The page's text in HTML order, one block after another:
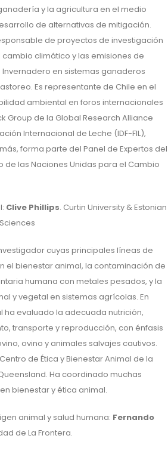
y la agricultura en el medio
de alternativas de mitigación.
de proyectos de investigación
climático y las emisiones de
Invernadero en sistemas ganaderos
Es representante de Chile en el
ambiental en foros internacionales
Group de la Global Research Alliance
Internacional de Leche (IDF-FIL),
forma parte del Panel de Expertos del
de las Naciones Unidas para el Cambio
Clive Phillips. Curtin University & Estonian
cuyas principales líneas de
el bienestar animal, la contaminación de
humana con metales pesados, y la
y vegetal en sistemas agrícolas. En
ha evaluado la adecuada nutrición,
transporte y reproducción, con énfasis
ovino y animales salvajes cautivos.
de Ética y Bienestar Animal de la
Ha coordinado muchas
bienestar y ética animal.
animal y salud humana: Fernando
de La Frontera.